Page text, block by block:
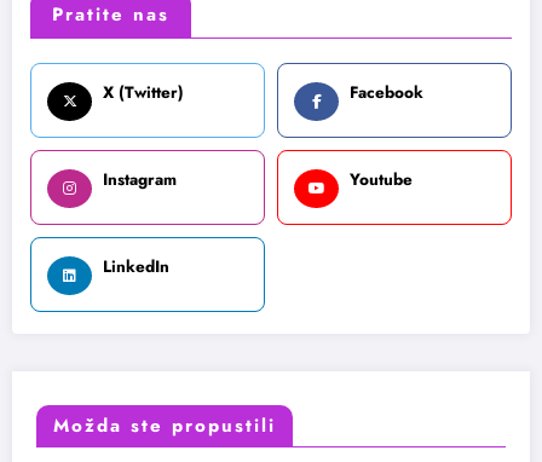
Pratite nas
X (Twitter) Facebook
Instagram Youtube
LinkedIn
Možda ste propustili